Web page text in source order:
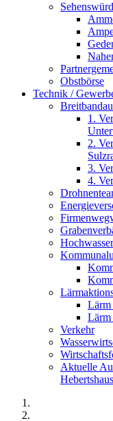
Obstbörse
Technik /
1.
2.
3.
4.
Lärm
Lärm
Verkehr
Aktuelle